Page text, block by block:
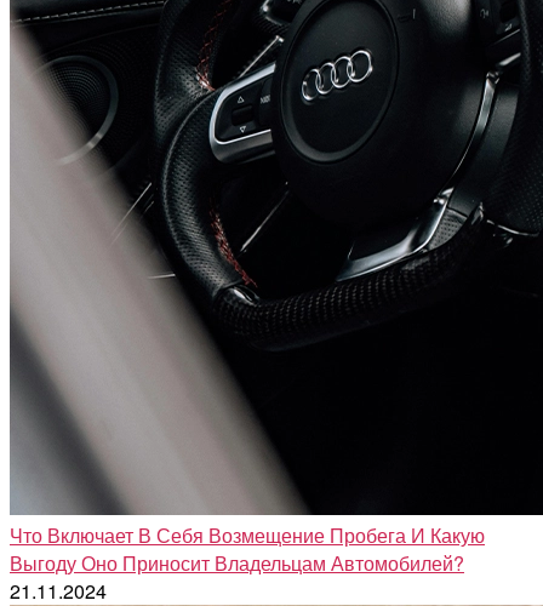
Что Включает В Себя Возмещение Пробега И Какую
Выгоду Оно Приносит Владельцам Автомобилей?
21.11.2024